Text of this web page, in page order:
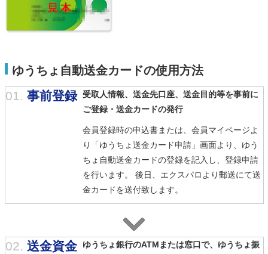
ゆうちょ自動送金カードの使用方法
01. 事前登録 受取人情報、送金先口座、送金目的等を事前に
ご登録・送金カードの発行
会員登録時の申込書または、会員マイページよ
り「ゆうちょ送金カード申請」画面より、ゆう
ちょ自動送金カードの登録を記入し、登録申請
を行います。 後日、エクスパロより郵送にて送
金カードを送付致します。
02. 送金資金
ゆうちょ銀行のATMまたは窓口で、ゆうちょ振